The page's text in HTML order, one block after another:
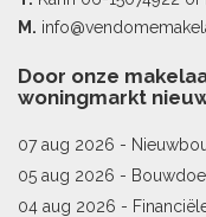
M.
Door onze
woningmarkt
07 aug 2026 -
bestaande woningen
05 aug 2026 -
bereik
04 aug 2026 -